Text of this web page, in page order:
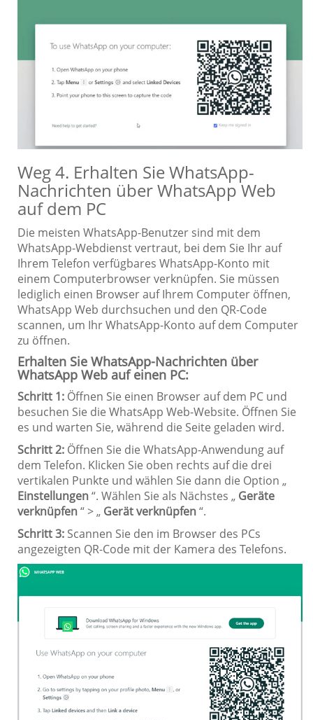
Weg 4. Erhalten Sie WhatsApp-
Nachrichten über WhatsApp Web
auf dem PC
Die meisten WhatsApp-Benutzer sind mit dem
WhatsApp-Webdienst vertraut, bei dem Sie Ihr auf
Ihrem Telefon verfügbares WhatsApp-Konto mit
einem Computerbrowser verknüpfen. Sie müssen
lediglich einen Browser auf Ihrem Computer öffnen,
WhatsApp Web durchsuchen und den QR-Code
scannen, um Ihr WhatsApp-Konto auf dem Computer
zu öffnen.
Erhalten Sie WhatsApp-Nachrichten über
WhatsApp Web auf einen PC:
Schritt 1: Öffnen Sie einen Browser auf dem PC und
besuchen Sie die WhatsApp Web-Website. Öffnen Sie
es und warten Sie, während die Seite geladen wird.
Schritt 2: Öffnen Sie die WhatsApp-Anwendung auf
dem Telefon. Klicken Sie oben rechts auf die drei
vertikalen Punkte und wählen Sie dann die Option „
Einstellungen“. Wählen Sie als Nächstes „ Geräte
verknüpfen“ > „ Gerät verknüpfen“.
Schritt 3: Scannen Sie den im Browser des PCs
angezeigten QR-Code mit der Kamera des Telefons.